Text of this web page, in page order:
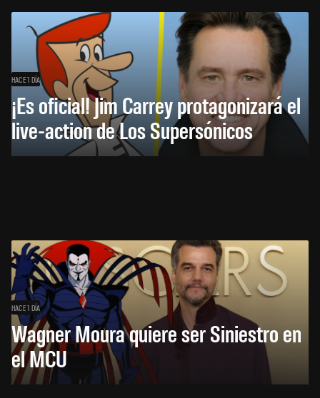
HACE 1 DÍA
¡Es oficial! Jim Carrey protagonizará el
live-action de Los Supersónicos
HACE 1 DÍA
Wagner Moura quiere ser Siniestro en
el MCU